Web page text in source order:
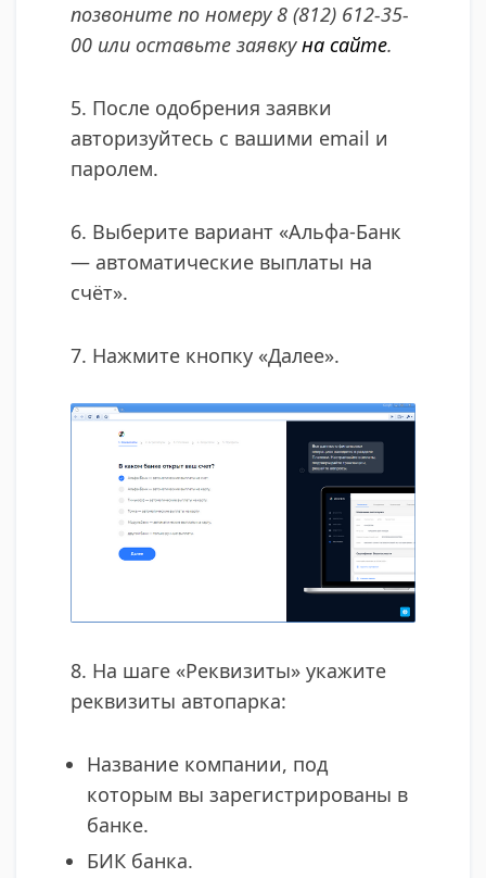
позвоните по номеру 8 (812) 612-35-
00 или оставьте заявкуна сайте.
5. После одобрения заявки
авторизуйтесь с вашими email и
паролем.
6. Выберите вариант «Альфа-Банк
— автоматические выплаты на
счёт».
7. Нажмите кнопку «Далее».
8. На шаге «Реквизиты» укажите
реквизиты автопарка:
Название компании, под
которым вы зарегистрированы в
банке.
БИК банка.